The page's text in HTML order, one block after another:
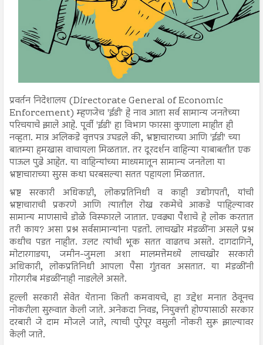
प्रवर्तन निदेशालय (Directorate General of Economic
Enforcement) म्हणजेच 'ईडी' हे नाव आता सर्व सामान्य जनतेच्या
परिचयाचे झाले आहे. पूर्वी 'ईडी' हा विभाग फारसा कुणाला माहीत ही
नव्हता. मात्र अलिकडे वृत्तपत्र उघडले की, भ्रष्टाचाराच्या आणि 'ईडी' च्या
बातम्या हमखास वाचायला मिळतात. तर दूरदर्शन वाहिन्या याबाबतीत एक
पाऊल पुढे आहेत. या वाहिन्यांच्या माध्यमातून सामान्य जनतेला या
भ्रष्टाचाराच्या सुरस कथा घरबसल्या सतत पहायला मिळतात.
भ्रष्ट सरकारी अधिकाऱी, लोकप्रतिनिधी व काही उद्योगपती, यांची
भ्रष्टाचाराची प्रकरणे आणि त्यातील रोख रकमेचे आकडे पाहिल्यावर
सामान्य माणसाचे डोळे विस्फारले जातात. एवढ्या पैशाचे हे लोक करतात
तरी काय? असा प्रश्न सर्वसामान्यांना पडतो. लाचखोर मंडळींना असले प्रश्न
कधीच पडत नाहीत. उलट त्यांची भूक सतत वाढतच असते. दागदागिने,
मोटारगाडया, जमीन-जुमला अशा मालमत्तेमध्ये लाचखोर सरकारी
अधिकारी, लोकप्रतिनिधी आपला पैसा गुंतवत असतात. या मंडळींनी
गोरगरीब मंडळींनाही नाडलेले असते.
हल्ली सरकारी सेवेत येताना किती कमवायचे, हा उद्देश मनात ठेवूनच
नोकरीला सुरुवात केली जाते. अनेकदा निवड, नियुक्ती होण्यासाठी सरकार
दरबारी जे दाम मोजले जाते, त्याची पुरेपूर वसुली नोकरी सुरू झाल्यावर
केली जाते.